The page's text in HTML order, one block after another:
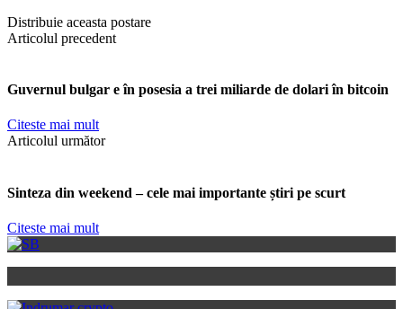
Distribuie aceasta postare
Articolul precedent
Guvernul bulgar e în posesia a trei miliarde de dolari în bitcoin
Citeste mai mult
Articolul următor
Sinteza din weekend – cele mai importante știri pe scurt
Citeste mai mult